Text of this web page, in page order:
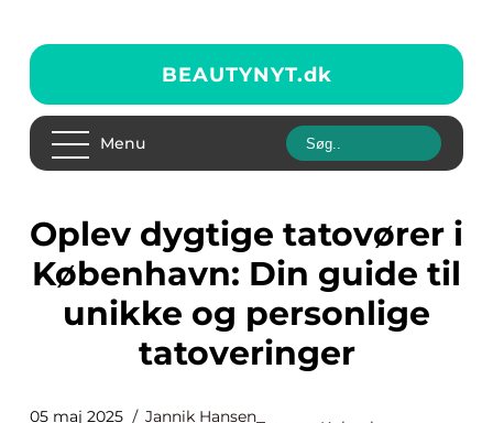
BEAUTYNYT.dk
Menu
Oplev dygtige tatovører i
København: Din guide til
unikke og personlige
tatoveringer
05 maj 2025 Jannik Hansen